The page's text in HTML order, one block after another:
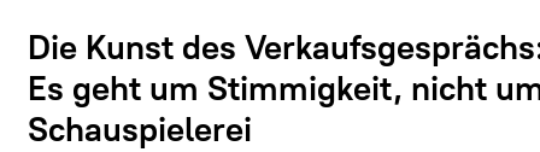
Die Kunst des
Es geht um Stimmigkeit, nicht
Schauspielerei